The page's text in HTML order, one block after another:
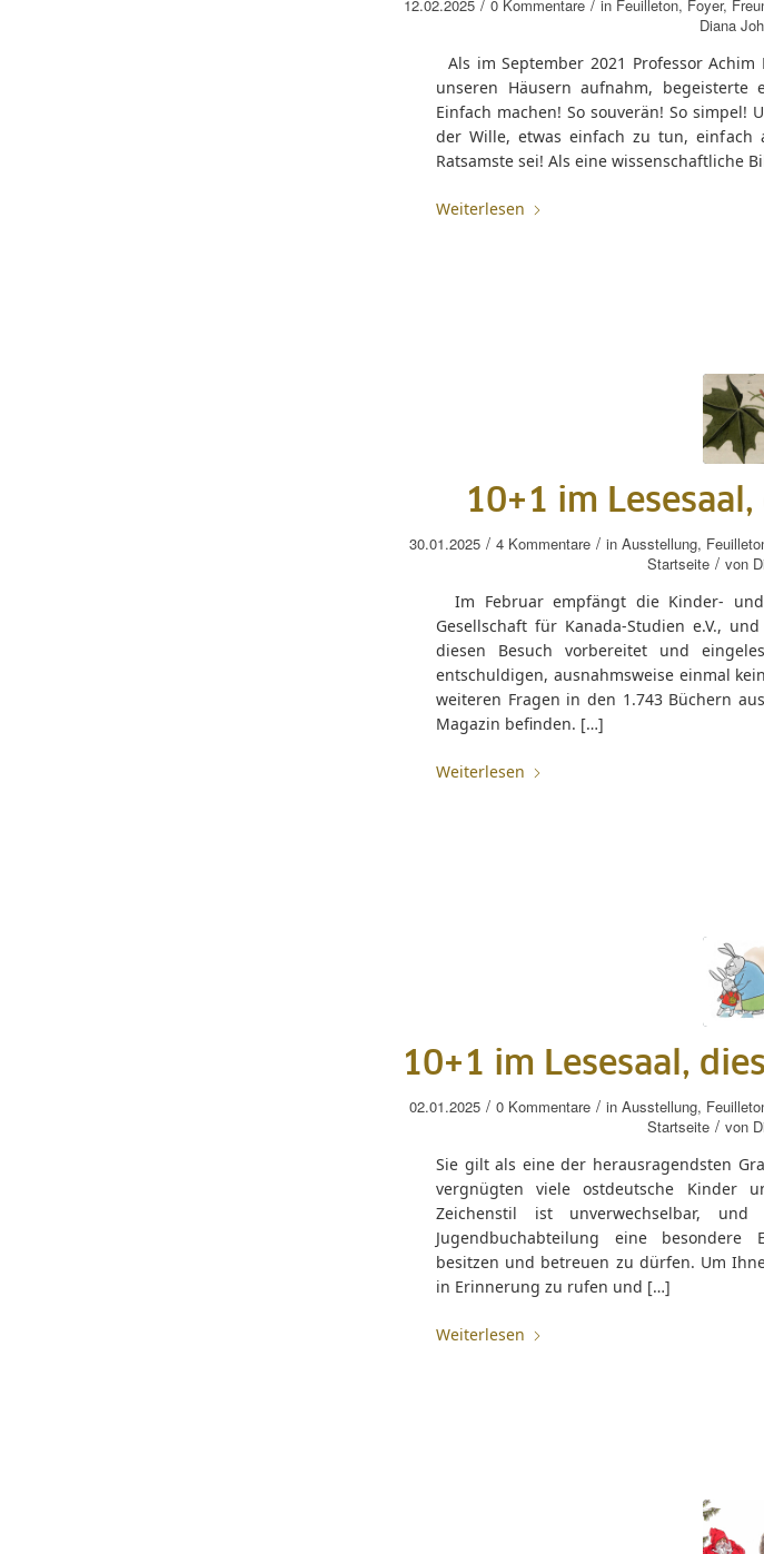
12.02.2025 0 Kommentare in Feuilleton, Foyer,
Diana
Als im September 2021 Professor
unseren Häusern aufnahm, begeisterte
Einfach machen! So souverän! So
der Wille, etwas einfach zu tun, einfach
Ratsamste sei! Als eine wissenschaftliche
Weiterlesen
10+1 im
30.01.2025 / 4 Kommentare / in Ausstellung,
Startseite / von
Im Februar empfängt die Kinder-
Gesellschaft für Kanada-Studien e.V.,
diesen Besuch vorbereitet und
entschuldigen, ausnahmsweise einmal
weiteren Fragen in den 1.743 Büchern
Magazin befinden. […]
Weiterlesen
10+1 im Lesesaal,
02.01.2025 / 0 Kommentare / in Ausstellung,
Startseite / von
Sie gilt als eine der herausragendsten
vergnügten viele ostdeutsche Kinder
Zeichenstil ist unverwechselbar,
Jugendbuchabteilung eine besondere
besitzen und betreuen zu dürfen. Um
in Erinnerung zu rufen und […]
Weiterlesen